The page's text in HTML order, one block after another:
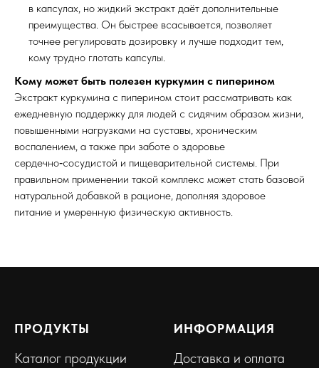
в капсулах, но жидкий экстракт даёт дополнительные
преимущества. Он быстрее всасывается, позволяет
точнее регулировать дозировку и лучше подходит тем,
кому трудно глотать капсулы.
Кому может быть полезен куркумин с пиперином
Экстракт куркумина с пиперином стоит рассматривать как
ежедневную поддержку для людей с сидячим образом жизни,
повышенными нагрузками на суставы, хроническим
воспалением, а также при заботе о здоровье
сердечно‑сосудистой и пищеварительной системы. При
правильном применении такой комплекс может стать базовой
натуральной добавкой в рационе, дополняя здоровое
питание и умеренную физическую активность.
ПРОДУКТЫ
Каталог продукции
ИНФОРМАЦИЯ
Доставка и оплата